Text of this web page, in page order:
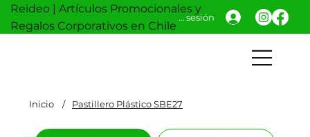
Reideo | Artículos Promocionales y
Regalos Corporativos en Chile
Iniciar sesión
Inicio / Pastillero Plástico SBE27